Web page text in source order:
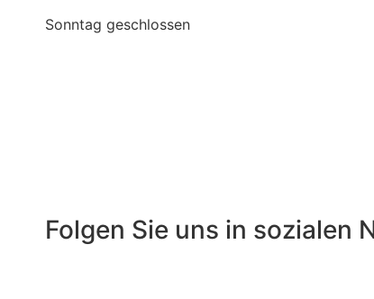
Sonntag geschlossen
Folgen Sie uns in sozialen